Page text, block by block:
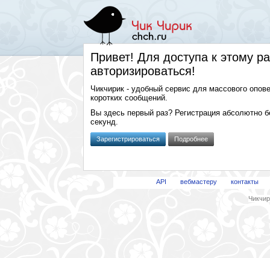
Привет! Для доступа к этому
авторизироваться!
Чикчирик - удобный сервис для массового
коротких сообщений.
Вы здесь первый раз? Регистрация абсолютно
секунд.
Зарегистрироваться Подробнее
API вебмастеру контакты